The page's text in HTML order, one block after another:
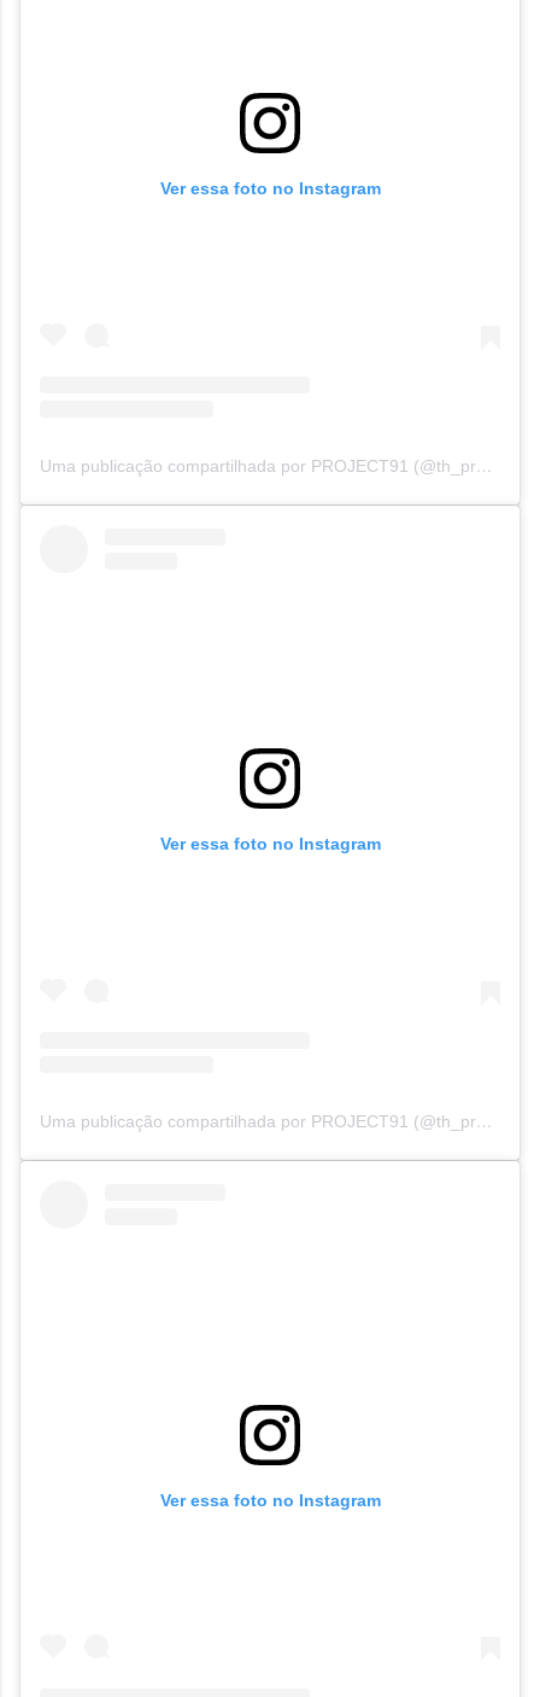
Ver essa foto no Instagram
Uma publicação compartilhada por PROJECT91 (@th_project91)
Ver essa foto no Instagram
Uma publicação compartilhada por PROJECT91 (@th_project91)
Ver essa foto no Instagram